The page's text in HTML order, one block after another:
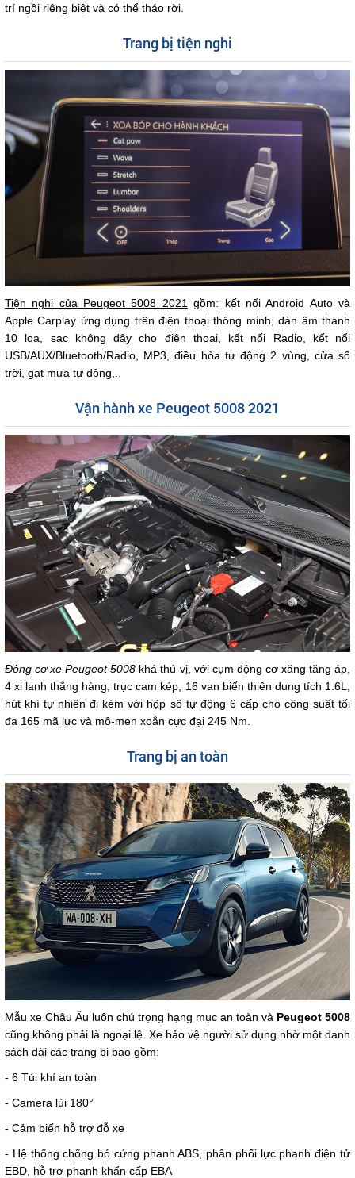
trí ngồi riêng biệt và có thể tháo rời.
Trang bị tiện nghi
Tiện nghi của Peugeot 5008 2021gồm: kết nối Android Auto và
Apple Carplay ứng dụng trên điện thoại thông minh, dàn âm thanh
10 loa, sạc không dây cho điện thoại, kết nối Radio, kết nối
USB/AUX/Bluetooth/Radio, MP3, điều hòa tự động 2 vùng, cửa sổ
trời, gạt mưa tự động,..
Vận hành xe Peugeot 5008 2021
Đông cơ xe Peugeot 5008 khá thú vị, với cụm động cơ xăng tăng áp,
4 xi lanh thẳng hàng, trục cam kép, 16 van biến thiên dung tích 1.6L,
hút khí tự nhiên đi kèm với hộp số tự động 6 cấp cho công suất tối
đa 165 mã lực và mô-men xoắn cực đại 245 Nm.
Trang bị an toàn
Mẫu xe Châu Âu luôn chú trọng hạng mục an toàn và Peugeot 5008
cũng không phải là ngoại lệ. Xe bảo vệ người sử dụng nhờ một danh
sách dài các trang bị bao gồm:
- 6 Túi khí an toàn
- Camera lùi 180°
- Cảm biến hỗ trợ đỗ xe
- Hệ thống chống bó cứng phanh ABS, phân phối lực phanh điện tử
EBD, hỗ trợ phanh khẩn cấp EBA